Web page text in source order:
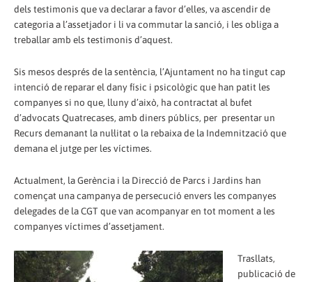
dels testimonis que va declarar a favor d’elles, va ascendir de
categoria a l’assetjador i li va commutar la sanció, i les obliga a
treballar amb els testimonis d’aquest.
Sis mesos després de la sentència, l’Ajuntament no ha tingut cap
intenció de reparar el dany físic i psicològic que han patit les
companyes si no que, lluny d’això, ha contractat al bufet
d’advocats Quatrecases, amb diners públics, per presentar un
Recurs demanant la nul·litat o la rebaixa de la Indemnització que
demana el jutge per les víctimes.
Actualment, la Gerència i la Direcció de Parcs i Jardins han
començat una campanya de persecució envers les companyes
delegades de la CGT que van acompanyar en tot moment a les
companyes víctimes d’assetjament.
Trasllats,
publicació de